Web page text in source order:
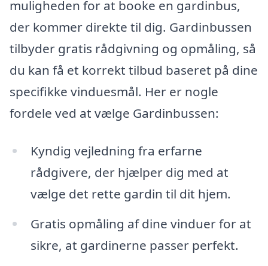
muligheden for at booke en gardinbus,
der kommer direkte til dig. Gardinbussen
tilbyder gratis rådgivning og opmåling, så
du kan få et korrekt tilbud baseret på dine
specifikke vinduesmål. Her er nogle
fordele ved at vælge Gardinbussen:
Kyndig vejledning fra erfarne
rådgivere, der hjælper dig med at
vælge det rette gardin til dit hjem.
Gratis opmåling af dine vinduer for at
sikre, at gardinerne passer perfekt.